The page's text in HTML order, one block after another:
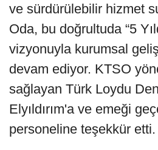
ve sürdürülebilir hizmet
Oda, bu doğrultuda “5
vizyonuyla kurumsal
devam ediyor. KTSO
sağlayan Türk Loydu
Elyıldırım'a ve emeği
personeline teşekkür etti.